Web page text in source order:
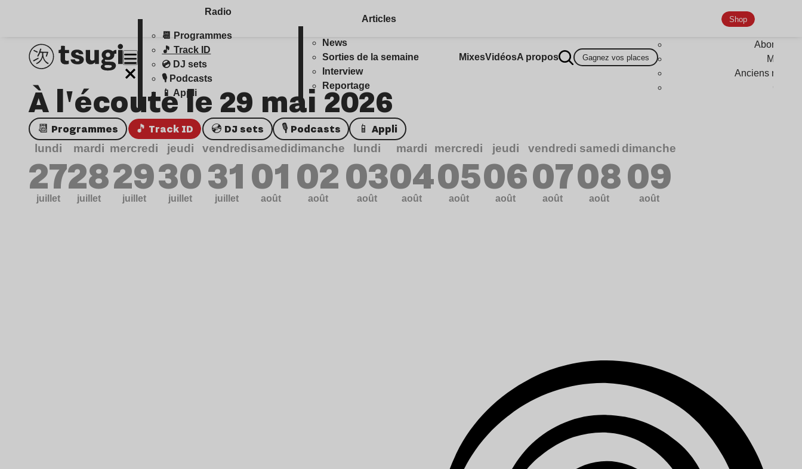
Radio
📆 Programmes
🎵 Track ID
💿 DJ sets
🎙️ Podcasts
📱 Appli
Articles
News
Sorties de la semaine
Interview
Reportage
MixesVidéosA propos Gagnez vos places
Shop
Anciens
À l'écoute le 29 mai 2026
📆 Programmes 🎵 Track ID 💿 DJ sets 🎙️ Podcasts 📱 Appli
lundi
27
juillet
mardi
28
juillet
mercredi
29
juillet
jeudi
30
juillet
vendredi
31
juillet
samedi
01
août
dimanche
02
août
lundi
03
août
mardi
04
août
mercredi
05
août
jeudi
06
août
vendredi
07
août
samedi
08
août
dimanche
09
août